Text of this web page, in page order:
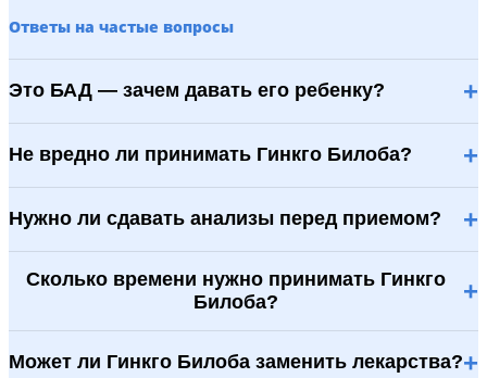
Ответы на частые вопросы
Это БАД — зачем давать его ребенку? +
Не вредно ли принимать Гинкго Билоба? +
Нужно ли сдавать анализы перед приемом? +
Сколько времени нужно принимать Гинкго
Билоба?
+
Может ли Гинкго Билоба заменить лекарства?+